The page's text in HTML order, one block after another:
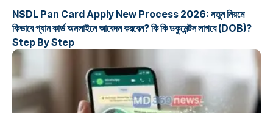
NSDL Pan Card Apply New Process 2026: নতুন নিয়মে
কিভাবে প্যান কার্ড অনলাইনে আবেদন করবেন? কি কি ডকুমেন্টস লাগবে (DOB)?
Step By Step